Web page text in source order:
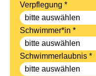
Verpflegung *
Schwimmer*in *
Schwimmerlaubnis *